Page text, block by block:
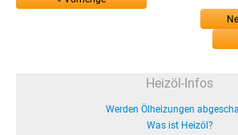
Heizöl-Infos
Werden Ölheizungen
Was ist Heizöl?